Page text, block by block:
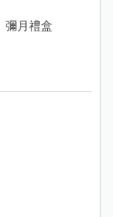
彌月禮盒